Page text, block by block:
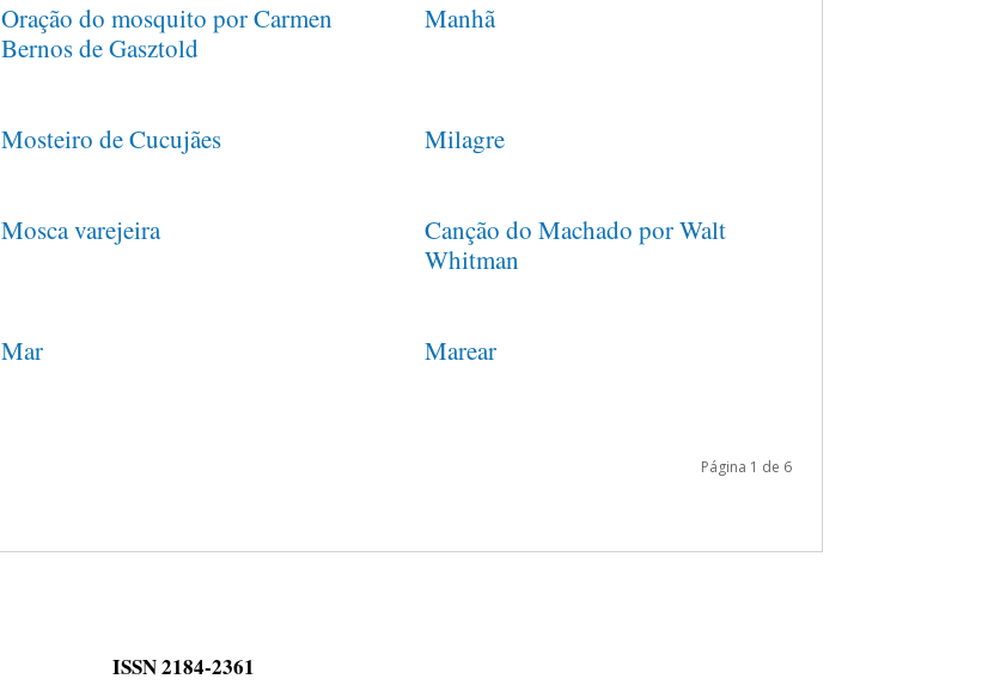
Oração do mosquito por Carmen
Bernos de Gasztold
Manhã
Mosteiro de Cucujães Milagre
Mosca varejeira
Canção do Machado por Walt
Whitman
Mar Marear
Página 1 de 6
ISSN 2184-2361